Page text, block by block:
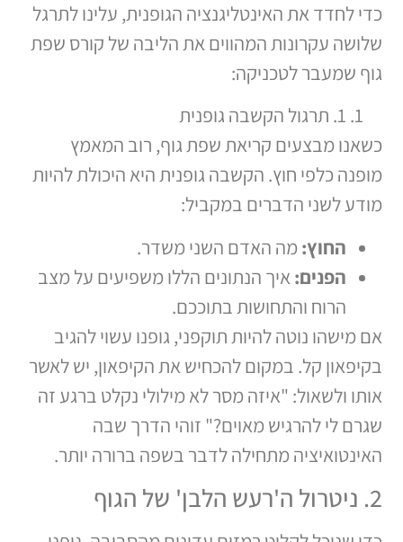
כדי לחדד את האינטליגנציה הגופנית, עלינו לתרגל
שלושה עקרונות המהווים את הליבה של קורס שפת
גוף שמעבר לטכניקה:
1. תרגול הקשבה גופנית
כשאנו מבצעים קריאת שפת גוף, רוב המאמץ
מופנה כלפי חוץ. הקשבה גופנית היא היכולת להיות
מודע לשני הדברים במקביל:
החוץ:מה האדם השני משדר.
הפנים:איך הנתונים הללו משפיעים על מצב
הרוח והתחושות בתוככם.
אם מישהו נוטה להיות תוקפני, גופנו עשוי להגיב
בקיפאון קל. במקום להכחיש את הקיפאון, יש לאשר
אותו ולשאול: "איזה מסר לא מילולי נקלט ברגע זה
שגרם לי להרגיש מאוים?" זוהי הדרך שבה
האינטואיציה מתחילה לדבר בשפה ברורה יותר.
2. ניטרול ה'רעש הלבן' של הגוף